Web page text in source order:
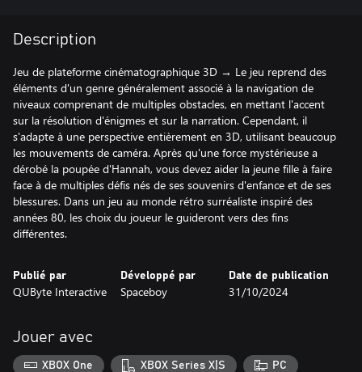
Description
Jeu de plateforme cinématographique 3D → Le jeu reprend des
éléments d'un genre généralement associé à la navigation de
niveaux comprenant de multiples obstacles, en mettant l'accent
sur la résolution d'énigmes et sur la narration. Cependant, il
s'adapte à une perspective entièrement en 3D, utilisant beaucoup
les mouvements de caméra. Après qu'une force mystérieuse a
dérobé la poupée d'Hannah, vous devez aider la jeune fille à faire
face à de multiples défis nés de ses souvenirs d'enfance et de ses
blessures. Dans un jeu au monde rétro surréaliste inspiré des
années 80, les choix du joueur le guideront vers des fins
différentes.
Publié par
QUByte Interactive
Développé par
Spaceboy
Date de publication
31/10/2024
Jouer avec
XBOX One XBOX Series X|S PC